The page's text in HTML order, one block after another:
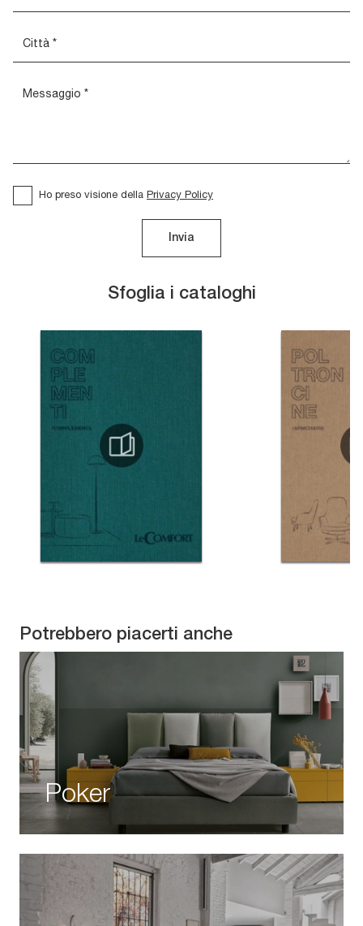
Sfoglia i cataloghi
Ho preso visione della Privacy Policy
Invia
Potrebbero piacerti anche
Poker